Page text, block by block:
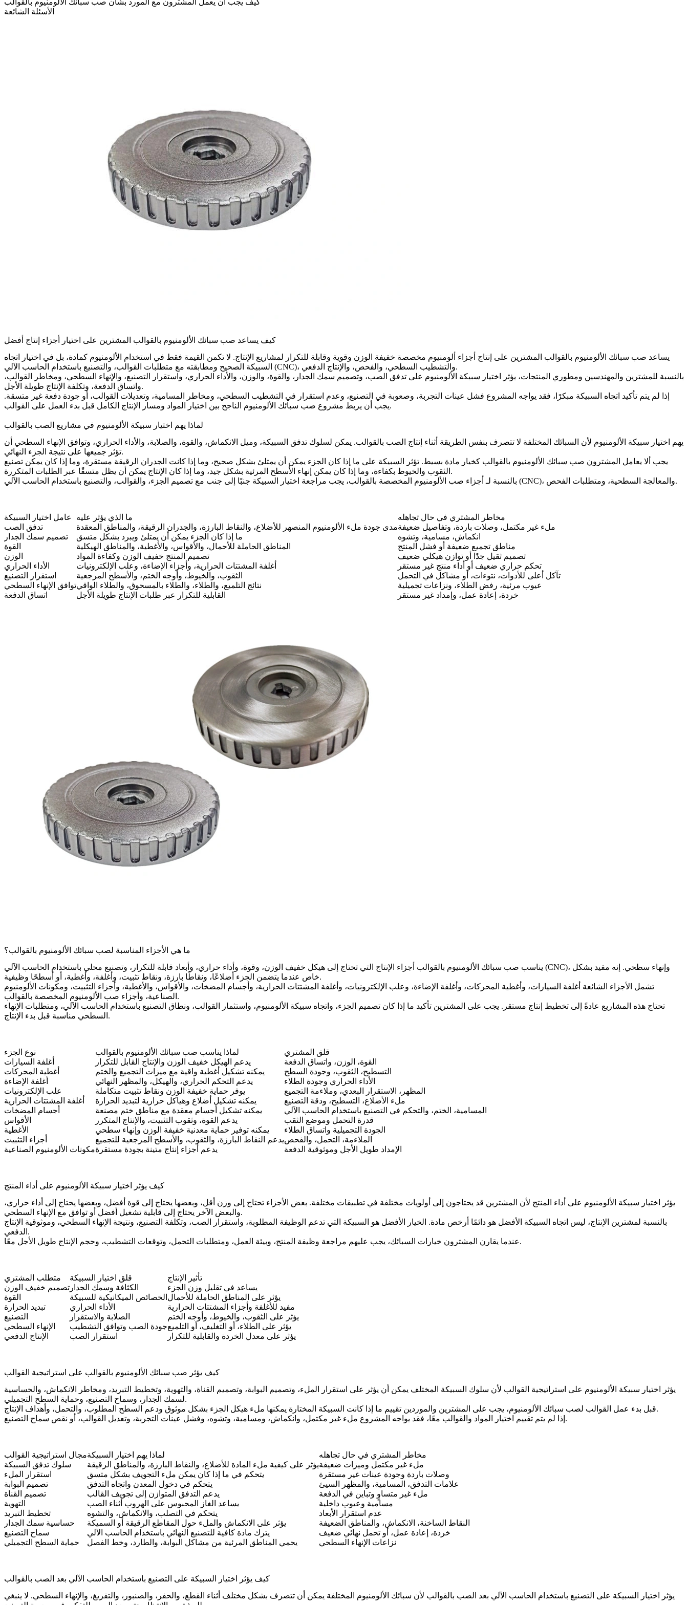
الأسئلة الشائعة
كيف يساعد صب سبائك الألومنيوم بالقوالب المشترين على اختيار أجزاء إنتاج أفضل
يساعد صب سبائك الألومنيوم بالقوالب المشترين على إنتاج أجزاء ألومنيوم مخصصة خفيفة الوزن وقوية وقابلة للتكرار لمشاريع الإنتاج. لا تكمن القيمة فقط في استخدام الألومنيوم كمادة، بل في اختيار اتجاه
السبيكة الصحيح ومطابقته مع متطلبات القوالب، والتصنيع باستخدام الحاسب الآلي (CNC)، والتشطيب السطحي، والفحص، والإنتاج الدفعي.
بالنسبة للمشترين والمهندسين ومطوري المنتجات، يؤثر اختيار سبيكة الألومنيوم على تدفق الصب، وتصميم سمك الجدار، والقوة، والوزن، والأداء الحراري، واستقرار التصنيع، والإنهاء السطحي، ومخاطر القوالب،
واتساق الدفعة، وتكلفة الإنتاج طويلة الأجل.
إذا لم يتم تأكيد اتجاه السبيكة مبكرًا، فقد يواجه المشروع فشل عينات التجربة، وصعوبة في التصنيع، وعدم استقرار في التشطيب السطحي، ومخاطر المسامية، وتعديلات القوالب، أو جودة دفعة غير متسقة.
يجب أن يربط مشروع صب سبائك الألومنيوم الناجح بين اختيار المواد ومسار الإنتاج الكامل قبل بدء العمل على القوالب.
لماذا يهم اختيار سبيكة الألومنيوم في مشاريع الصب بالقوالب
يهم اختيار سبيكة الألومنيوم لأن السبائك المختلفة لا تتصرف بنفس الطريقة أثناء إنتاج الصب بالقوالب. يمكن لسلوك تدفق السبيكة، وميل الانكماش، والقوة، والصلابة، والأداء الحراري، وتوافق الإنهاء السطحي أن
تؤثر جميعها على نتيجة الجزء النهائي.
يجب ألا يعامل المشترون صب سبائك الألومنيوم بالقوالب كخيار مادة بسيط. تؤثر السبيكة على ما إذا كان الجزء يمكن أن يمتلئ بشكل صحيح، وما إذا كانت الجدران الرقيقة مستقرة، وما إذا كان يمكن تصنيع
الثقوب والخيوط بكفاءة، وما إذا كان يمكن إنهاء الأسطح المرئية بشكل جيد، وما إذا كان الإنتاج يمكن أن يظل متسقًا عبر الطلبات المتكررة.
بالنسبة لـ أجزاء صب الألومنيوم المخصصة بالقوالب ، يجب مراجعة اختيار السبيكة جنبًا إلى جنب مع تصميم الجزء، والقوالب، والتصنيع باستخدام الحاسب الآلي (CNC)، والمعالجة السطحية، ومتطلبات الفحص.
عامل اختيار السبيكة ما الذي يؤثر عليه
مخاطر المشتري في حال تجاهله
تدفق الصب
مدى جودة ملء الألومنيوم المنصهر للأضلاع، والنقاط البارزة، والجدران الرقيقة، والمناطق المعقدةملء غير مكتمل، وصلات باردة، وتفاصيل ضعيفة
تصميم سمك الجدار
ما إذا كان الجزء يمكن أن يمتلئ ويبرد بشكل متسق
انكماش، مسامية، وتشوه
القوة
المناطق الحاملة للأحمال، والأقواس، والأغطية، والمناطق الهيكلية
مناطق تجميع ضعيفة أو فشل المنتج
الوزن
تصميم المنتج خفيف الوزن وكفاءة المواد
تصميم ثقيل جدًا أو توازن هيكلي ضعيف
الأداء الحراري
أغلفة المشتتات الحرارية، وأجزاء الإضاءة، وعلب الإلكترونيات
تحكم حراري ضعيف أو أداء منتج غير مستقر
استقرار التصنيع
الثقوب، والخيوط، وأوجه الختم، والأسطح المرجعية
تآكل أعلى للأدوات، نتوءات، أو مشاكل في التحمل
توافق الإنهاء السطحينتائج التلميع، والطلاء، والطلاء بالمسحوق، والطلاء الواقي
عيوب مرئية، رفض الطلاء، ونزاعات تجميلية
اتساق الدفعة
القابلية للتكرار عبر طلبات الإنتاج طويلة الأجل خردة، إعادة عمل، وإمداد غير مستقر
ما هي الأجزاء المناسبة لصب سبائك الألومنيوم بالقوالب؟
يناسب صب سبائك الألومنيوم بالقوالب أجزاء الإنتاج التي تحتاج إلى هيكل خفيف الوزن، وقوة، وأداء حراري، وأبعاد قابلة للتكرار، وتصنيع محلي باستخدام الحاسب الآلي (CNC)، وإنهاء سطحي. إنه مفيد بشكل
خاص عندما يتضمن الجزء أضلاعًا، ونقاطًا بارزة، ونقاط تثبيت، وأغلفة، وأغطية، أو أسطحًا وظيفية.
تشمل الأجزاء الشائعة أغلفة السيارات، وأغطية المحركات، وأغلفة الإضاءة، وعلب الإلكترونيات، وأغلفة المشتتات الحرارية، وأجسام المضخات، والأقواس، والأغطية، وأجزاء التثبيت، ومكونات الألومنيوم
الصناعية، وأجزاء صب الألومنيوم المخصصة بالقوالب.
تحتاج هذه المشاريع عادةً إلى تخطيط إنتاج مستقر. يجب على المشترين تأكيد ما إذا كان تصميم الجزء، واتجاه سبيكة الألومنيوم، واستثمار القوالب، ونطاق التصنيع باستخدام الحاسب الآلي، ومتطلبات الإنهاء
السطحي مناسبة قبل بدء الإنتاج.
نوع الجزء لماذا يناسب صب سبائك الألومنيوم بالقوالب
قلق المشتري
أغلفة السيارات
يدعم الهيكل خفيف الوزن والإنتاج القابل للتكرار
القوة، الوزن، واتساق الدفعة
أغطية المحركات
يمكنه تشكيل أغطية واقية مع ميزات التجميع والختم
التسطيح، الثقوب، وجودة السطح
أغلفة الإضاءة
يدعم التحكم الحراري، والهيكل، والمظهر النهائي
الأداء الحراري وجودة الطلاء
علب الإلكترونيات
يوفر حماية خفيفة الوزن ونقاط تثبيت متكاملة
المظهر، الاستقرار البعدي، وملاءمة التجميع
أغلفة المشتتات الحرارية
يمكنه تشكيل أضلاع وهياكل حرارية لتبديد الحرارة
ملء الأضلاع، التسطيح، ودقة التصنيع
أجسام المضخات
يمكنه تشكيل أجسام معقدة مع مناطق ختم مصنعة
المسامية، الختم، والتحكم في التصنيع باستخدام الحاسب الآلي
الأقواس
يدعم القوة، وثقوب التثبيت، والإنتاج المتكرر
قدرة التحمل وموضع الثقب
الأغطية
يمكنه توفير حماية معدنية خفيفة الوزن وإنهاء سطحي
الجودة التجميلية واتساق الطلاء
أجزاء التثبيت
يدعم النقاط البارزة، والثقوب، والأسطح المرجعية للتجميعالملاءمة، التحمل، والفحص
مكونات الألومنيوم الصناعيةيدعم أجزاء إنتاج متينة بجودة مستقرة الإمداد طويل الأجل وموثوقية الدفعة
كيف يؤثر اختيار سبيكة الألومنيوم على أداء المنتج
يؤثر اختيار سبيكة الألومنيوم على أداء المنتج لأن المشترين قد يحتاجون إلى أولويات مختلفة في تطبيقات مختلفة. بعض الأجزاء تحتاج إلى وزن أقل، وبعضها يحتاج إلى قوة أفضل، وبعضها يحتاج إلى أداء حراري،
والبعض الآخر يحتاج إلى قابلية تشغيل أفضل أو توافق مع الإنهاء السطحي.
بالنسبة لمشترين الإنتاج، ليس اتجاه السبيكة الأفضل هو دائمًا أرخص مادة. الخيار الأفضل هو السبيكة التي تدعم الوظيفة المطلوبة، واستقرار الصب، وتكلفة التصنيع، ونتيجة الإنهاء السطحي، وموثوقية الإنتاج
الدفعي.
عندما يقارن المشترون خيارات السبائك، يجب عليهم مراجعة وظيفة المنتج، وبيئة العمل، ومتطلبات التحمل، وتوقعات التشطيب، وحجم الإنتاج طويل الأجل معًا.
متطلب المشتري قلق اختيار السبيكة
تأثير الإنتاج
تصميم خفيف الوزن الكثافة وسمك الجدار
يساعد في تقليل وزن الجزء
القوة
الخصائص الميكانيكية للسبيكة يؤثر على المناطق الحاملة للأحمال
تبديد الحرارة
الأداء الحراري
مفيد للأغلفة وأجزاء المشتتات الحرارية
التصنيع
الصلابة والاستقرار
يؤثر على الثقوب، والخيوط، وأوجه الختم
الإنهاء السطحي
جودة الصب وتوافق التشطيبيؤثر على الطلاء، أو التغليف، أو التلميع
الإنتاج الدفعي
استقرار الصب يؤثر على معدل الخردة والقابلية للتكرار
كيف يؤثر صب سبائك الألومنيوم بالقوالب على استراتيجية القوالب
يؤثر اختيار سبيكة الألومنيوم على استراتيجية القوالب لأن سلوك السبيكة المختلف يمكن أن يؤثر على استقرار الملء، وتصميم البوابة، وتصميم القناة، والتهوية، وتخطيط التبريد، ومخاطر الانكماش، والحساسية
لسمك الجدار، وسماح التصنيع، وحماية السطح التجميلي.
قبل بدء عمل القوالب لصب سبائك الألومنيوم
، يجب على المشترين والموردين تقييم ما إذا كانت السبيكة المختارة يمكنها ملء هيكل الجزء بشكل موثوق ودعم السطح المطلوب، والتحمل، وأهداف الإنتاج.
إذا لم يتم تقييم اختيار المواد والقوالب معًا، فقد يواجه المشروع ملء غير مكتمل، وانكماش، ومسامية، وتشوه، وفشل عينات التجربة، وتعديل القوالب، أو نقص سماح التصنيع.
مجال استراتيجية القوالبلماذا يهم اختيار السبيكة
مخاطر المشتري في حال تجاهله
سلوك تدفق السبيكة
يؤثر على كيفية ملء المادة للأضلاع، والنقاط البارزة، والمناطق الرقيقةملء غير مكتمل وميزات ضعيفة
استقرار الملء
يتحكم في ما إذا كان يمكن ملء التجويف بشكل متسق
وصلات باردة وجودة عينات غير مستقرة
تصميم البوابة
يتحكم في دخول المعدن واتجاه التدفق
علامات التدفق، المسامية، والمظهر السيئ
تصميم القناة
يدعم التدفق المتوازن إلى تجويف القالب
ملء غير متساوٍ وتباين في الدفعة
التهوية
يساعد الغاز المحبوس على الهروب أثناء الصب
مسامية وعيوب داخلية
تخطيط التبريد
يتحكم في التصلب، والانكماش، والتشوه
عدم استقرار الأبعاد
حساسية سمك الجدار
يؤثر على الانكماش والملء حول المقاطع الرقيقة أو السميكة
النقاط الساخنة، الانكماش، والمناطق الضعيفة
سماح التصنيع
يترك مادة كافية للتصنيع النهائي باستخدام الحاسب الآلي
خردة، إعادة عمل، أو تحمل نهائي ضعيف
حماية السطح التجميلي
يحمي المناطق المرئية من مشاكل البوابة، والطارد، وخط الفصل نزاعات الإنهاء السطحي
كيف يؤثر اختيار السبيكة على التصنيع باستخدام الحاسب الآلي بعد الصب بالقوالب
يؤثر اختيار السبيكة على التصنيع باستخدام الحاسب الآلي بعد الصب بالقوالب لأن سبائك الألومنيوم المختلفة يمكن أن تتصرف بشكل مختلف أثناء القطع، والحفر، والصنبور، والتفريغ، والإنهاء السطحي. لا ينبغي